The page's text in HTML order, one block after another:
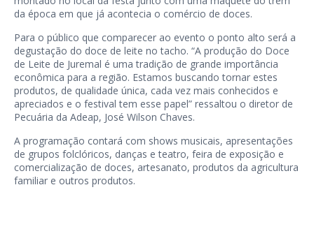
da época em que já acontecia o comércio de doces.
Para o público que comparecer ao evento o ponto alto será a
degustação do doce de leite no tacho. “A produção do Doce
de Leite de Juremal é uma tradição de grande importância
econômica para a região. Estamos buscando tornar estes
produtos, de qualidade única, cada vez mais conhecidos e
apreciados e o festival tem esse papel” ressaltou o diretor de
Pecuária da Adeap, José Wilson Chaves.
A programação contará com shows musicais, apresentações
de grupos folclóricos, danças e teatro, feira de exposição e
comercialização de doces, artesanato, produtos da agricultura
familiar e outros produtos.